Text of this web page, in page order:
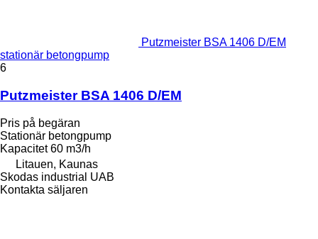
Putzmeister BSA 1406 D/EM
stationär betongpump
6
Putzmeister BSA 1406 D/EM
Pris på begäran
Stationär betongpump
Kapacitet 60 m3/h
Litauen, Kaunas
Skodas industrial UAB
Kontakta säljaren